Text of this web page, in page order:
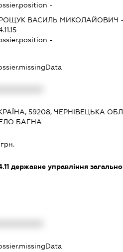
-
ВАСИЛЬ МИКОЛАЙОВИЧ -
-
59208, ЧЕРНІВЕЦЬКА
БАГНА
державне управління